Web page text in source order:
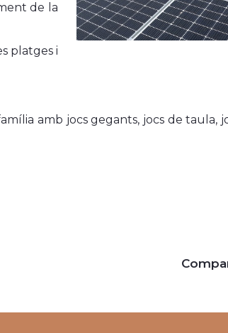
de la
platges i
amb jocs gegants, jocs de taula,